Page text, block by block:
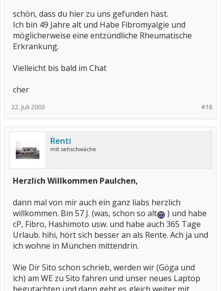
schön, dass du hier zu uns gefunden hast.
Ich bin 49 Jahre alt und Habe Fibromyalgie und
möglicherweise eine entzündliche Rheumatische
Erkrankung.
Vielleicht bis bald im Chat
cher
#18
22. Juli 2003
Renti
mit sehschwäche
Herzlich Willkommen Paulchen,
dann mal von mir auch ein ganz liabs herzlich
willkommen. Bin 57 J. (was, schon so alt
) und habe
cP, Fibro, Hashimoto usw. und habe auch 365 Tage
Urlaub. hihi, hört sich besser an als Rente. Ach ja und
ich wohne in München mittendrin.
Wie Dir Sito schon schrieb, werden wir (Göga und
ich) am WE zu Sito fahren und unser neues Laptop